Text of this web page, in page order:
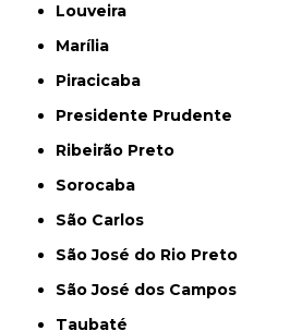
Louveira
Marília
Piracicaba
Presidente Prudente
Ribeirão Preto
Sorocaba
São Carlos
São José do Rio Preto
São José dos Campos
Taubaté